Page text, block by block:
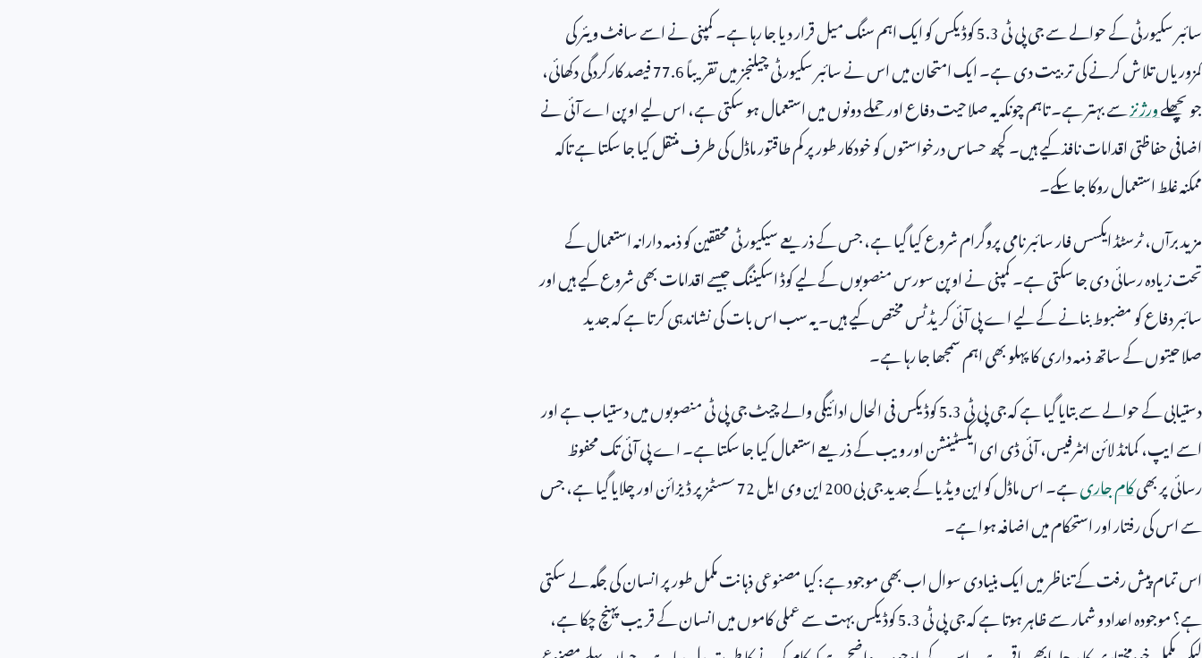
سائبر سکیورٹی کے حوالے سے جی پی ٹی5.3کوڈیکس کو ایک اہم سنگ میل قرار دیا جا رہا ہے۔ کمپنی نے اسے سافٹ ویئر کی
کمزوریاں تلاش کرنے کی تربیت دی ہے۔ ایک امتحان میں اس نے سائبر سکیورٹی چیلنجز میں تقریباً77.6فیصد کارکردگی دکھائی،
جو پچھلےورژنزسے بہتر ہے۔ تاہم چونکہ یہ صلاحیت دفاع اور حملے دونوں میں استعمال ہو سکتی ہے، اس لیے اوپن اے آئی نے
اضافی حفاظتی اقدامات نافذ کیے ہیں۔ کچھ حساس درخواستوں کو خودکار طور پر کم طاقتور ماڈل کی طرف منتقل کیا جا سکتا ہے تاکہ
ممکنہ غلط استعمال روکا جا سکے۔
مزید برآں، ٹرسٹڈ ایکسس فار سائبر نامی پروگرام شروع کیا گیا ہے، جس کے ذریعے سیکیورٹی محققین کو ذمہ دارانہ استعمال کے
تحت زیادہ رسائی دی جا سکتی ہے۔ کمپنی نے اوپن سورس منصوبوں کے لیے کوڈ اسکیننگ جیسے اقدامات بھی شروع کیے ہیں اور
سائبر دفاع کو مضبوط بنانے کے لیے اے پی آئی کریڈٹس مختص کیے ہیں۔ یہ سب اس بات کی نشاندہی کرتا ہے کہ جدید
صلاحیتوں کے ساتھ ذمہ داری کا پہلو بھی اہم سمجھا جا رہا ہے۔
دستیابی کے حوالے سے بتایا گیا ہے کہ جی پی ٹی5.3کوڈیکس فی الحال ادائیگی والے چیٹ جی پی ٹی منصوبوں میں دستیاب ہے اور
اسے ایپ، کمانڈ لائن انٹرفیس، آئی ڈی ای ایکسٹینشن اور ویب کے ذریعے استعمال کیا جا سکتا ہے۔ اے پی آئی تک محفوظ
رسائی پر بھیکام جاریہے۔ اس ماڈل کو این ویڈیا کے جدید جی بی200این وی ایل72سسٹمز پر ڈیزائن اور چلایا گیا ہے، جس
سے اس کی رفتار اور استحکام میں اضافہ ہوا ہے۔
اس تمام پیش رفت کے تناظر میں ایک بنیادی سوال اب بھی موجود ہے: کیا مصنوعی ذہانت مکمل طور پر انسان کی جگہ لے سکتی
ہے؟ موجودہ اعداد و شمار سے ظاہر ہوتا ہے کہ جی پی ٹی5.3کوڈیکس بہت سے عملی کاموں میں انسان کے قریب پہنچ چکا ہے،